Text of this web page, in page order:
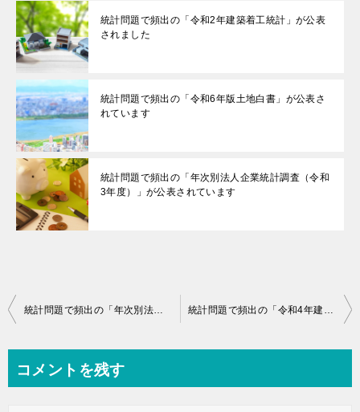
統計問題で頻出の「令和2年建築着工統計」が公表
されました
統計問題で頻出の「令和6年版土地白書」が公表さ
れています
統計問題で頻出の「年次別法人企業統計調査（令和
3年度）」が公表されています
投
ビ
コメントを残す